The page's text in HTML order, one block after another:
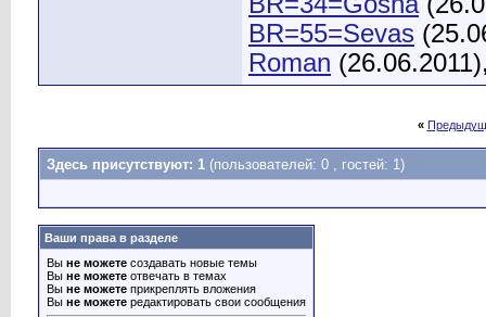
BR=55=Sevas
Roman
«
Здесь присутствуют: 1 (пользователей: 0 , гостей: 1)
Ваши права в разделе
Вы не можете создавать новые темы
Вы не можете отвечать в темах
Вы не можете прикреплять вложения
Вы не можете редактировать свои сообщения